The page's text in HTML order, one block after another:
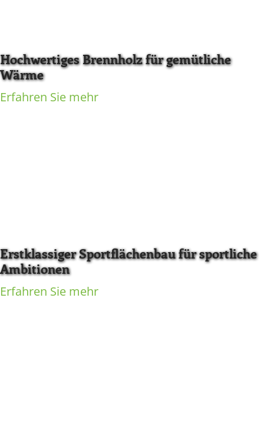
Hochwertiges Brennholz für gemütliche
Wärme
Erfahren Sie mehr
Erstklassiger Sportflächenbau für sportliche
Ambitionen
Erfahren Sie mehr